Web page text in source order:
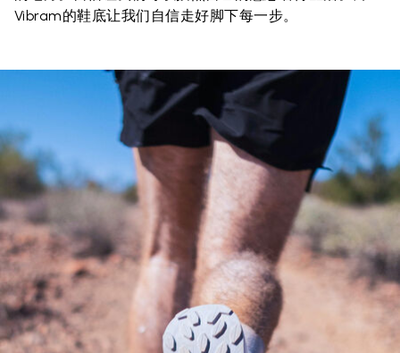
Vibram的鞋底让我们自信走好脚下每一步。